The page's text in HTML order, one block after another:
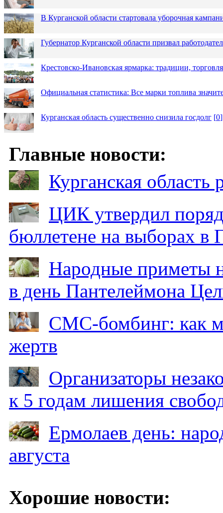
В Курганской области стартовала уборочная
Губернатор Курганской области призвал
Крестовско-Ивановская ярмарка: традиции,
Официальная статистика: Все марки топлива
Курганская область существенно снизила госдолг [0]
Главные новости:
Курганская
ЦИК утвердил
бюллетене на выборах в
Народные приметы
в день Пантелеймона
СМС-бомбинг: как
жертв
Организаторы
к 5 годам лишения
Ермолаев день:
августа
Хорошие новости: